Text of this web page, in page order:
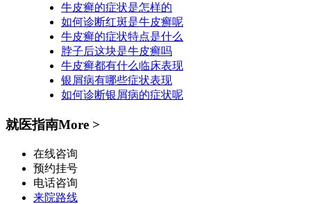
牛皮癣的症状是怎样的
如何诊断红斑是牛皮癣呢
牛皮癣的症状特点是什么
脖子后这块是牛皮癣吗
牛皮癣都有什么临床表现
银屑病有哪些症状表现
如何诊断银屑病的症状呢
就医指南More >
在线咨询
预约挂号
电话咨询
来院路线